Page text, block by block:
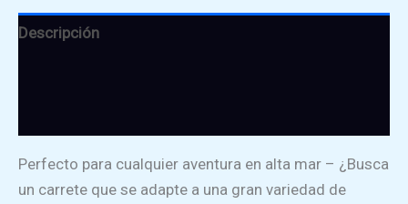
Descripción
Perfecto para cualquier aventura en alta mar – ¿Busca
un carrete que se adapte a una gran variedad de